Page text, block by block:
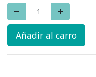
Añadir al carro